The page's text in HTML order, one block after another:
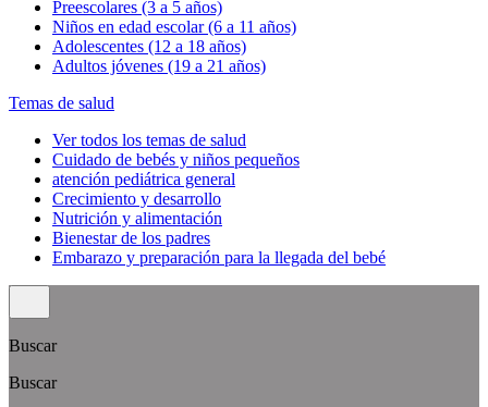
Preescolares (3 a 5 años)
Niños en edad escolar (6 a 11 años)
Adolescentes (12 a 18 años)
Adultos jóvenes (19 a 21 años)
Temas de salud
Ver todos los temas de salud
Cuidado de bebés y niños pequeños
atención pediátrica general
Crecimiento y desarrollo
Nutrición y alimentación
Bienestar de los padres
Embarazo y preparación para la llegada del bebé
Buscar
Buscar